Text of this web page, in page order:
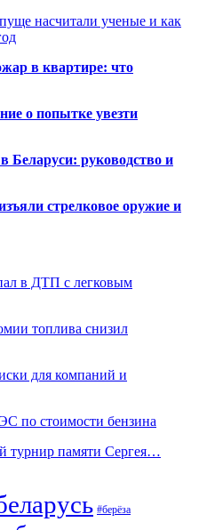
насчитали ученые и как
в квартире: что
о попытке увезти
Беларуси: руководство и
стрелковое оружие и
в ДТП с легковым
топлива снизил
для компаний и
по стоимости бензина
турнир памяти Сергея…
#берёза